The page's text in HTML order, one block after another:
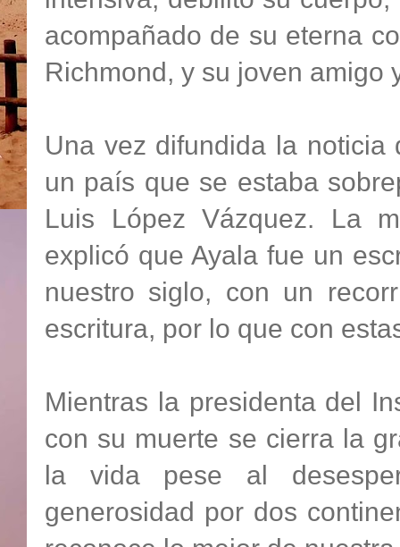
acompañado de su eterna
Richmond, y su joven amigo
Una vez difundida la
un país que se estaba
Luis López Vázquez. La
explicó que Ayala fue un
nuestro siglo, con un
escritura, por lo que con
Mientras la presidenta del
con su muerte se cierra la
la vida pese al
generosidad por dos